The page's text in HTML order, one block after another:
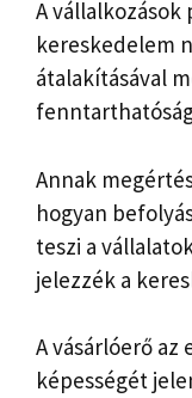
A vállalkozások
kereskedelem
átalakításával
Annak
hogyan
teszi a
jelezzék a
A vásárlóerő az
képességét